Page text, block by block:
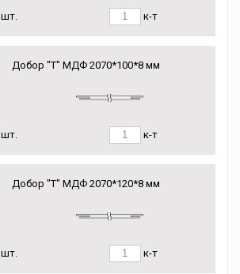
шт. к-т
Добор "Т" МДФ 2070*100*8 мм
шт. к-т
Добор "Т" МДФ 2070*120*8 мм
шт. к-т